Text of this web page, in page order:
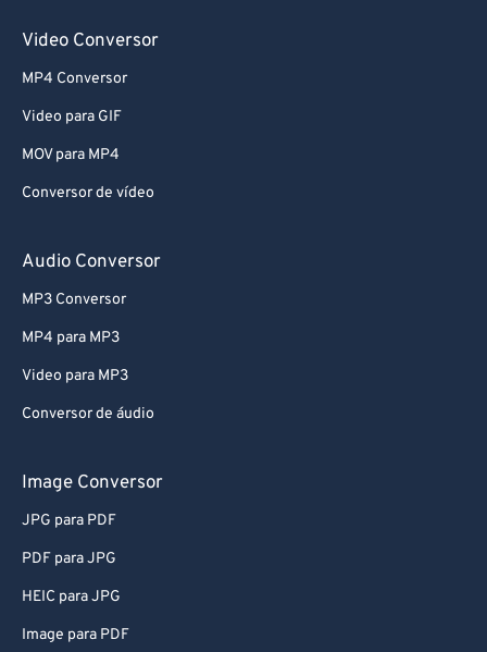
Video Conversor
MP4 Conversor
Video para GIF
MOV para MP4
Conversor de vídeo
Audio Conversor
MP3 Conversor
MP4 para MP3
Video para MP3
Conversor de áudio
Image Conversor
JPG para PDF
PDF para JPG
HEIC para JPG
Image para PDF